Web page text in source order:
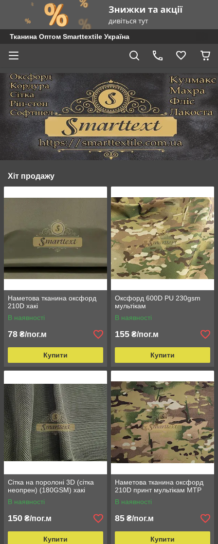
Тканина Оптом Smarttextile Україна
Хіт продажу
Наметова тканина оксфорд
210D хакі
В наявності
78 ₴/пог.м
Купити
Оксфорд 600D PU 230gsm
мультікам
В наявності
155 ₴/пог.м
Купити
Сітка на поролоні 3D (сітка
неопрен) (180GSM) хакі
В наявності
150 ₴/пог.м
Купити
Наметова тканина оксфорд
210D принт мультікам МТР
В наявності
85 ₴/пог.м
Купити